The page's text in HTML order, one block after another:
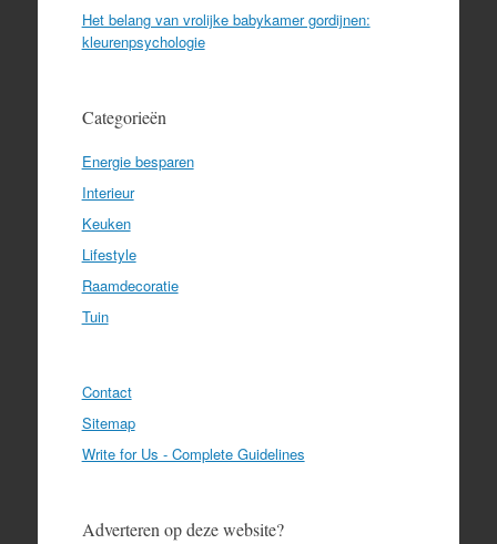
Het belang van vrolijke babykamer gordijnen:
kleurenpsychologie
Categorieën
Energie besparen
Interieur
Keuken
Lifestyle
Raamdecoratie
Tuin
Contact
Sitemap
Write for Us - Complete Guidelines
Adverteren op deze website?